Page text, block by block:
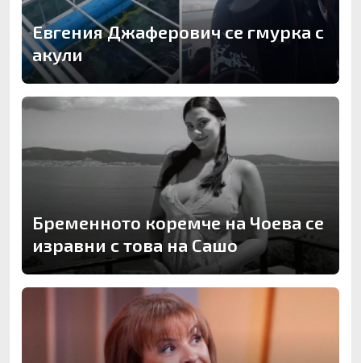
Евгения Джаферович се гмурка с
акули
Бременното коремче на Чоева се
изравни с това на Сашо